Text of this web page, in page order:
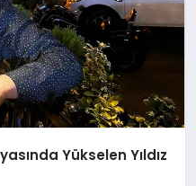
Yükselen Yıldız